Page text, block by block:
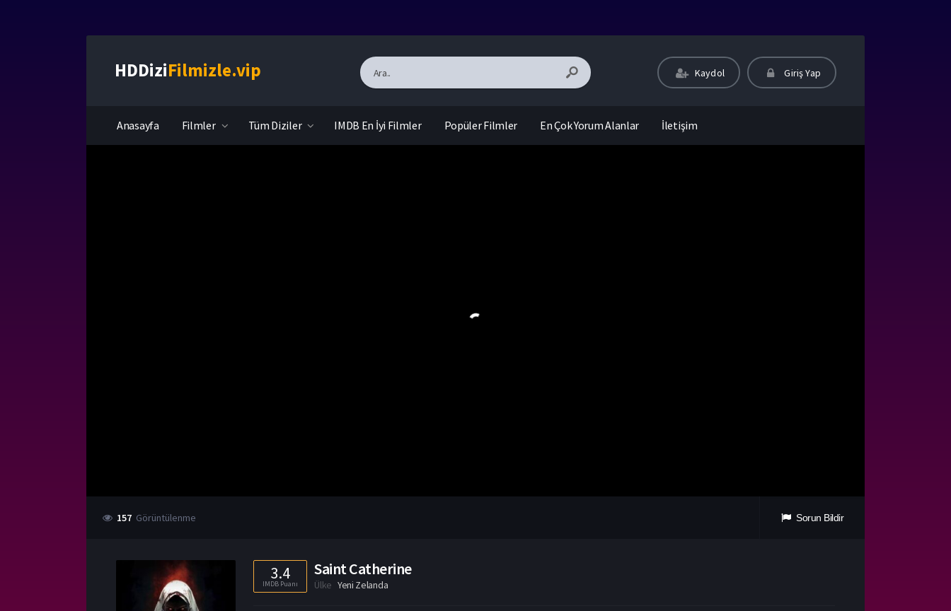
HDDiziFilmizle.vip Kaydol Giriş Yap
Anasayfa Filmler Tüm Diziler IMDB En İyi Filmler Popüler Filmler En Çok Yorum Alanlar İletişim
157 Görüntülenme Sorun Bildir
3.4
IMDB Puanı
Saint Catherine
Ülke Yeni Zelanda